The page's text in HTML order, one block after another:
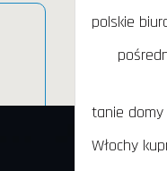
polskie
tanie domy
Włochy